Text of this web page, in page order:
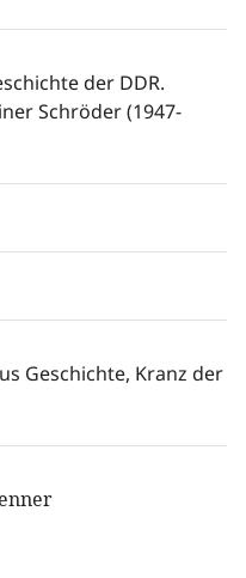
der DDR.
Schröder (1947-
Geschichte, Kranz der